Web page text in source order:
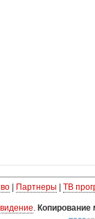
| Партнеры ТВ
. Копирование